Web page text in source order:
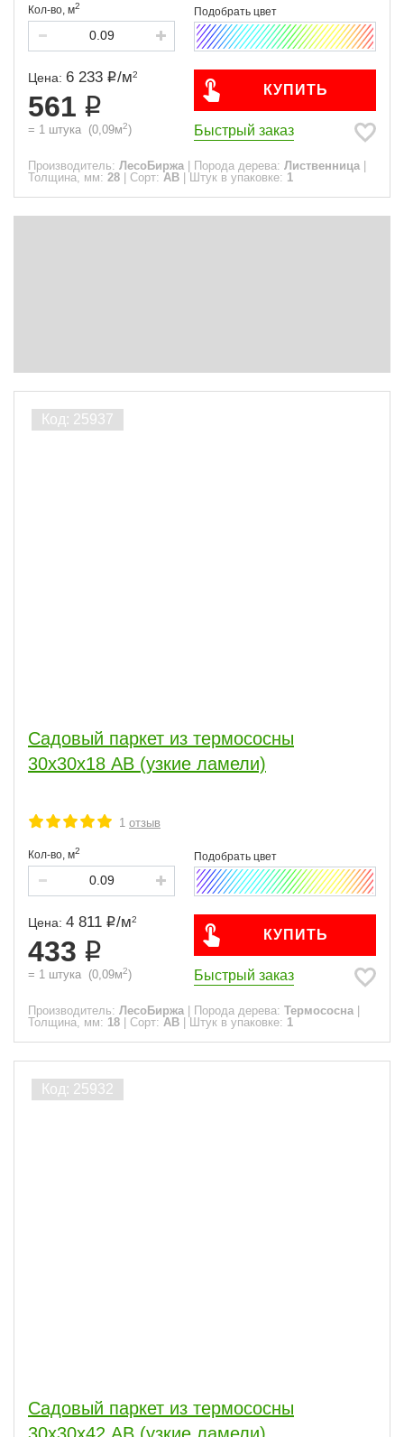
Часто спрашивают
ПОКАЗАТЬ
сбросить
Кол-во, м2
Цена: 6 233 /м2
561
= 1 штука (0,09м2)
КУПИТЬ
Быстрый заказ
Производитель: ЛесоБиржа Порода дерева: Лиственница
Толщина, мм: 28 Сорт: АВ Штук в упаковке: 1
Садовый паркет из термососны
30х30х18 АВ (узкие ламели)
1 отзыв
Кол-во, м2
Цена: 4 811 /м2
433
= 1 штука (0,09м2)
КУПИТЬ
Быстрый заказ
Производитель: ЛесоБиржа Порода дерева: Термососна
Толщина, мм: 18 Сорт: АВ Штук в упаковке: 1
Садовый паркет из термососны